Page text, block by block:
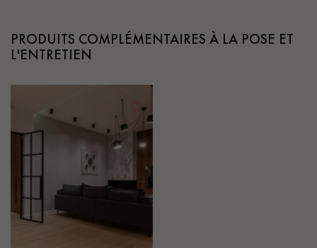
PRODUITS COMPLÉMENTAIRES À LA POSE ET
L'ENTRETIEN